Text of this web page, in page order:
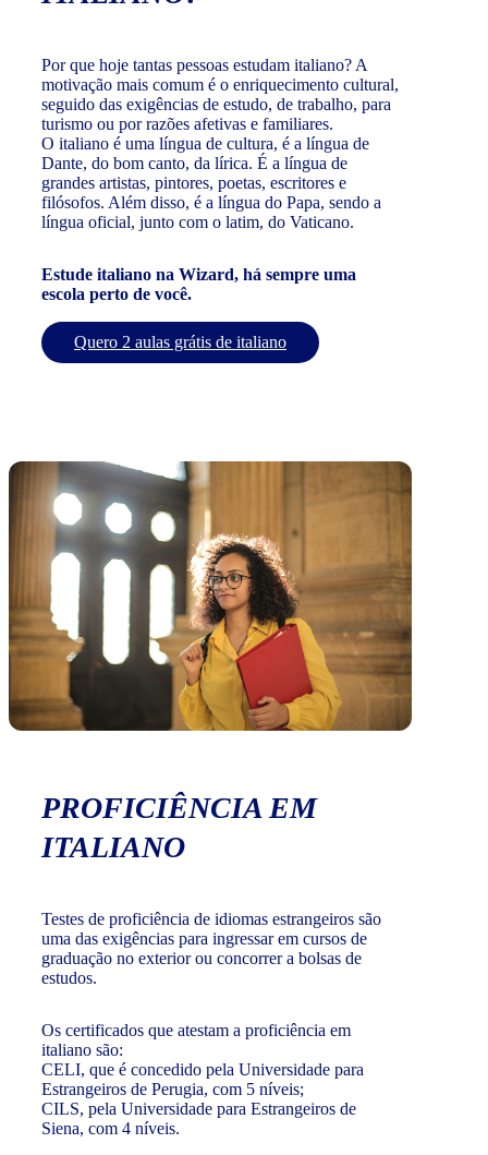
Por que hoje tantas pessoas estudam italiano? A
motivação mais comum é o enriquecimento cultural,
seguido das exigências de estudo, de trabalho, para
turismo ou por razões afetivas e familiares.
O italiano é uma língua de cultura, é a língua de
Dante, do bom canto, da lírica. É a língua de
grandes artistas, pintores, poetas, escritores e
filósofos. Além disso, é a língua do Papa, sendo a
língua oficial, junto com o latim, do Vaticano.
Estude italiano na Wizard, há sempre uma
escola perto de você.
Quero 2 aulas grátis de italiano
PROFICIÊNCIA EM
ITALIANO
Testes de proficiência de idiomas estrangeiros são
uma das exigências para ingressar em cursos de
graduação no exterior ou concorrer a bolsas de
estudos.
Os certificados que atestam a proficiência em
italiano são:
CELI, que é concedido pela Universidade para
Estrangeiros de Perugia, com 5 níveis;
CILS, pela Universidade para Estrangeiros de
Siena, com 4 níveis.